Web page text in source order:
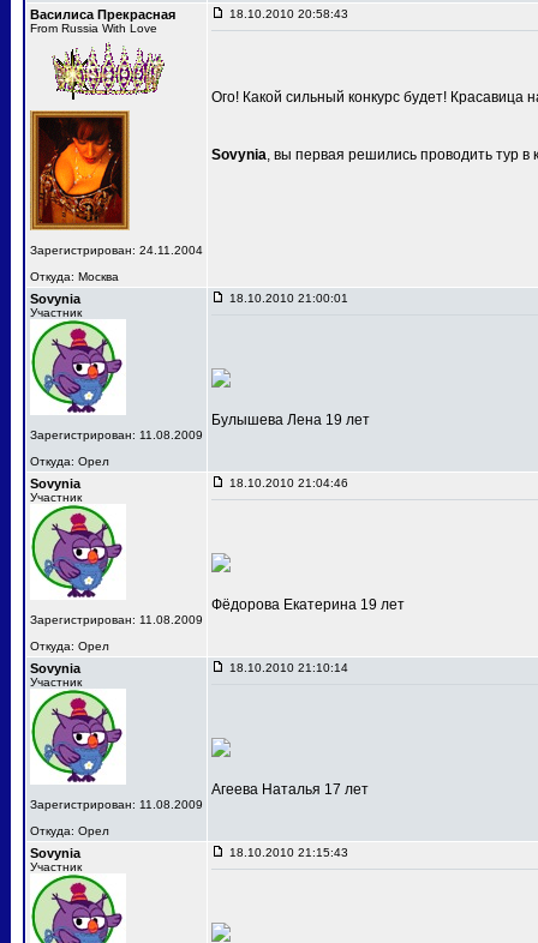
Василиса Прекрасная
From Russia With Love
Зарегистрирован: 24.11.2004
Откуда: Москва
18.10.2010 20:58:43
Ого! Какой сильный конкурс будет! Красавица
Sovynia, вы первая решились проводить тур в
Sovynia
Участник
Зарегистрирован: 11.08.2009
Откуда: Орел
18.10.2010 21:00:01
Булышева Лена 19 лет
Sovynia
Участник
Зарегистрирован: 11.08.2009
Откуда: Орел
18.10.2010 21:04:46
Фёдорова Екатерина 19 лет
Sovynia
Участник
Зарегистрирован: 11.08.2009
Откуда: Орел
18.10.2010 21:10:14
Агеева Наталья 17 лет
Sovynia
Участник
18.10.2010 21:15:43